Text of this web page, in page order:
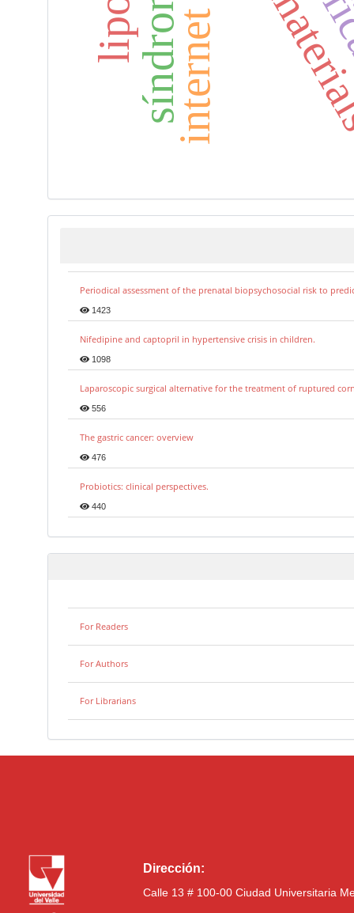
Periodical assessment of the prenatal biopsychosocial risk to
1423
Nifedipine and captopril in hypertensive crisis in children.
1098
Laparoscopic surgical alternative for the treatment of ruptured
556
The gastric cancer: overview
476
Probiotics: clinical perspectives.
440
For Readers
For Authors
For Librarians
Dirección:
Calle 13 # 100-00 Ciudad Universitaria